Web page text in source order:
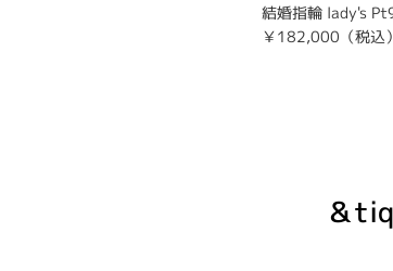
結婚指輪 lady's
￥182,000（税込）
＆